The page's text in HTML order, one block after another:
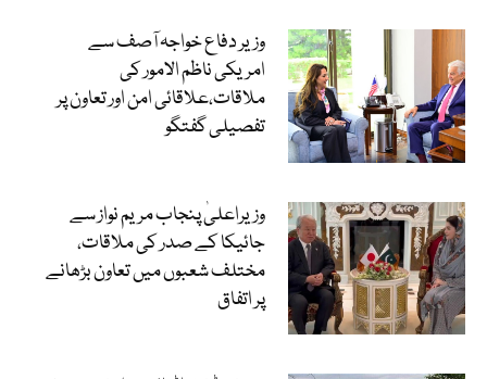
وزیر دفاع خواجہ آصف سے
امریکی ناظم الامور کی
ملاقات،علاقائی امن اور تعاون پر
تفصیلی گفتگو
وزیراعلیٰ پنجاب مریم نواز سے
جائیکا کے صدر کی ملاقات،
مختلف شعبوں میں تعاون بڑھانے
پر اتفاق